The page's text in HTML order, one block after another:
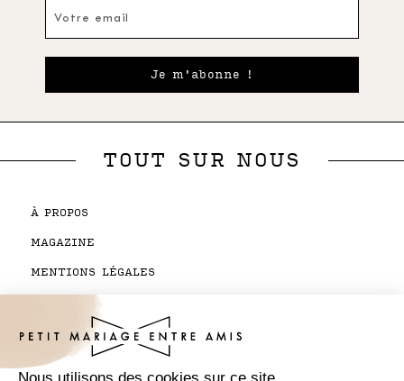
Je m'abonne !
TOUT SUR NOUS
À PROPOS
MAGAZINE
MENTIONS LÉGALES
CONTACTEZ-NOUS
SUIVI DE COMMANDE